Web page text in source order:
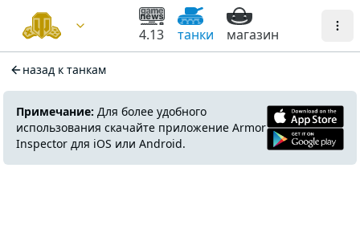
4.13 танки магазин
назад к танкам
Примечание: Для более удобного
использования скачайте приложение Armor
Inspector для iOS или Android.